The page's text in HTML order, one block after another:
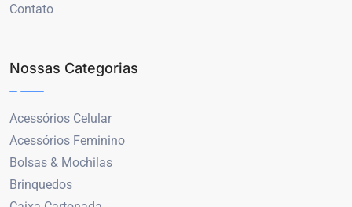
Contato
Nossas Categorias
Acessórios Celular
Acessórios Feminino
Bolsas & Mochilas
Brinquedos